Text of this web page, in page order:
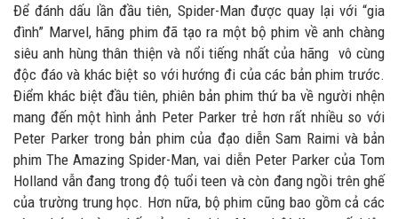
Để đánh dấu lần đầu tiên, Spider-Man được quay lại với “gia
đình” Marvel, hãng phim đã tạo ra một bộ phim về anh chàng
siêu anh hùng thân thiện và nổi tiếng nhất của hãng vô cùng
độc đáo và khác biệt so với hướng đi của các bản phim trước.
Điểm khác biệt đầu tiên, phiên bản phim thứ ba về người nhện
mang đến một hình ảnh Peter Parker trẻ hơn rất nhiều so với
Peter Parker trong bản phim của đạo diễn Sam Raimi và bản
phim The Amazing Spider-Man, vai diễn Peter Parker của Tom
Holland vẫn đang trong độ tuổi teen và còn đang ngồi trên ghế
của trường trung học. Hơn nữa, bộ phim cũng bao gồm cả các